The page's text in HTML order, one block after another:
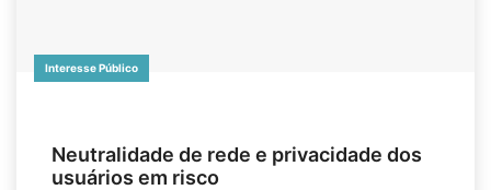
Interesse Público
Neutralidade de rede e privacidade dos
usuários em risco